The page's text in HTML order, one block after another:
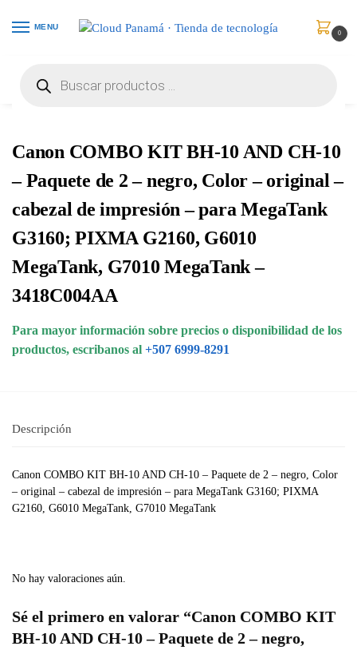
MENU
0
Canon COMBO KIT BH-10 AND CH-10
– Paquete de 2 – negro, Color – original –
cabezal de impresión – para MegaTank
G3160; PIXMA G2160, G6010
MegaTank, G7010 MegaTank –
3418C004AA
Para mayor información sobre precios o disponibilidad de los
productos, escribanos al +507 6999-8291
Descripción
Canon COMBO KIT BH-10 AND CH-10 – Paquete de 2 – negro, Color
– original – cabezal de impresión – para MegaTank G3160; PIXMA
G2160, G6010 MegaTank, G7010 MegaTank
No hay valoraciones aún.
Sé el primero en valorar “Canon COMBO KIT
BH-10 AND CH-10 – Paquete de 2 – negro,